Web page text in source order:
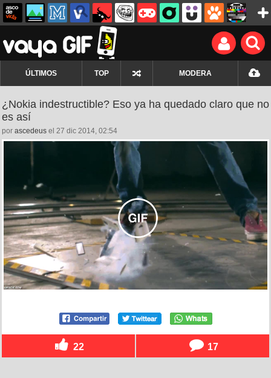
ÚLTIMOS TOP MODERA
¿Nokia indestructible? Eso ya ha quedado claro que no
es así
por ascedeus el 27 dic 2014, 02:54
22 17